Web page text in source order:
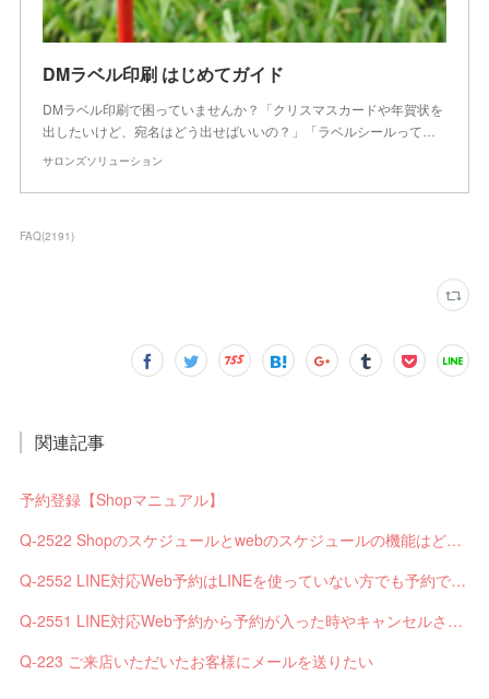
DMラベル印刷 はじめてガイド
DMラベル印刷で困っていませんか？「クリスマスカードや年賀状を
出したいけど、宛名はどう出せばいいの？」「ラベルシールって…
サロンズソリューション
FAQ(2191)
関連記事
予約登録【Shopマニュアル】
Q-2522 Shopのスケジュールとwebのスケジュールの機能はどう違いますか？
Q-2552 LINE対応Web予約はLINEを使っていない方でも予約できますか？
Q-2551 LINE対応Web予約から予約が入った時やキャンセルされた時、サロンやお客様へは通知されますか？
Q-223 ご来店いただいたお客様にメールを送りたい